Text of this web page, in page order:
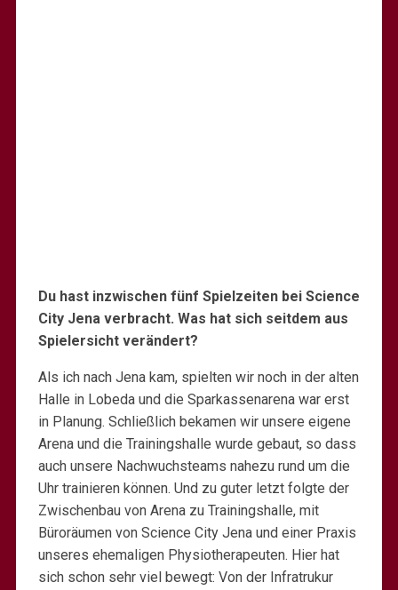
Du hast inzwischen fünf Spielzeiten bei Science
City Jena verbracht. Was hat sich seitdem aus
Spielersicht verändert?
Als ich nach Jena kam, spielten wir noch in der alten
Halle in Lobeda und die Sparkassenarena war erst
in Planung. Schließlich bekamen wir unsere eigene
Arena und die Trainingshalle wurde gebaut, so dass
auch unsere Nachwuchsteams nahezu rund um die
Uhr trainieren können. Und zu guter letzt folgte der
Zwischenbau von Arena zu Trainingshalle, mit
Büroräumen von Science City Jena und einer Praxis
unseres ehemaligen Physiotherapeuten. Hier hat
sich schon sehr viel bewegt: Von der Infratrukur